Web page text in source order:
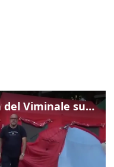
Gualtieri: "Responsabilità del Viminale su Spin Time? La posizione dei partiti è nota"